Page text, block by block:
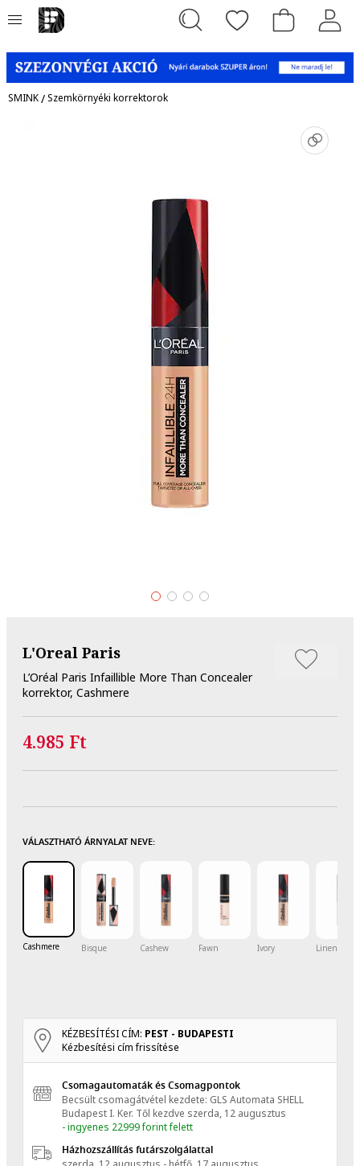
SMINK/Szemkörnyéki korrektorok
L'Oreal Paris
L’Oréal Paris Infaillible More Than Concealer
korrektor, Cashmere
4.985 Ft
VÁLASZTHATÓ ÁRNYALAT NEVE:
Cashmere Bisque Cashew Fawn Ivory Linen
KÉZBESÍTÉSI CÍM: PEST - BUDAPESTI
Kézbesítési cím frissítése
Csomagautomaták és Csomagpontok
Becsült csomagátvétel kezdete: GLS Automata SHELL
Budapest I. Ker. Től kezdve szerda, 12 augusztus
- ingyenes 22999 forint felett
Házhozszállítás futárszolgálattal